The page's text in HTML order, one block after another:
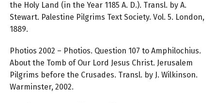
the Holy Land (in the Year 1185 A. D.). Transl. by A.
Stewart. Palestine Pilgrims Text Society. Vol. 5. London,
1889.
Photios 2002 – Photios. Question 107 to Amphilochius.
About the Tomb of Our Lord Jesus Christ. Jerusalem
Pilgrims before the Crusades. Transl. by J. Wilkinson.
Warminster, 2002.